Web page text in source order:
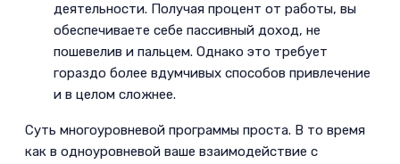
деятельности. Получая процент от работы, вы
обеспечиваете себе пассивный доход, не
пошевелив и пальцем. Однако это требует
гораздо более вдумчивых способов привлечение
и в целом сложнее.­
Суть многоуровневой программы проста. В то время
как в одноуровневой ваше взаимодействие с